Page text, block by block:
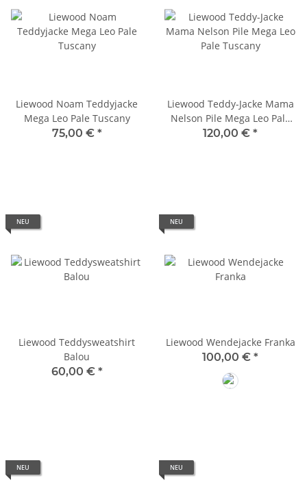
Liewood Noam Teddyjacke
Mega Leo Pale Tuscany
75,00 € *
Liewood Teddy-Jacke Mama
Nelson Pile Mega Leo Pale
Tuscany
120,00 € *
NEU
Liewood Teddysweatshirt
Balou
60,00 € *
NEU
Liewood Wendejacke Franka
100,00 € *
NEU NEU